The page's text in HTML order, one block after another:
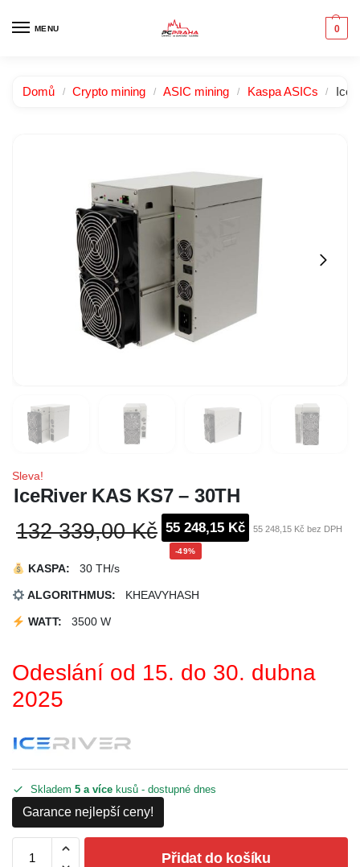
MENU 0
Domů / Crypto mining / ASIC mining / Kaspa ASICs /
Sleva!
IceRiver KAS KS7 – 30TH
132 339,00 Kč 55 248,15 Kč 55 248,15 Kč bez DPH
-49%
KASPA: 30 TH/s
ALGORITHMUS: KHEAVYHASH
WATT: 3500 W
Odeslání od 15. do 30. dubna
2025
Skladem 5 a více kusů - dostupné dnes
Garance nejlepší ceny!
Přidat do košíku